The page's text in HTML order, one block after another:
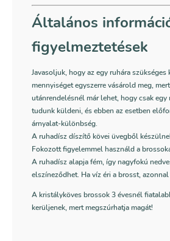
Általános
figyelmeztetések
Javasoljuk, hogy az egy ruhára
mennyiséget egyszerre vásárold meg,
utánrendelésnél már lehet, hogy csak
tudunk küldeni, és ebben az esetben
árnyalat-különbség.
A ruhadísz díszítő kövei üvegből
Fokozott figyelemmel használd a
A ruhadísz alapja fém, így nagyfokú
elszíneződhet. Ha víz éri a brosst,
A kristályköves brossok 3 évesnél
kerüljenek, mert megszúrhatja magát!